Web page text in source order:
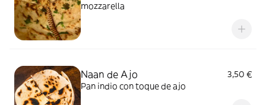
mozzarella
Naan de Ajo
3,50 €
Pan indio con toque de ajo